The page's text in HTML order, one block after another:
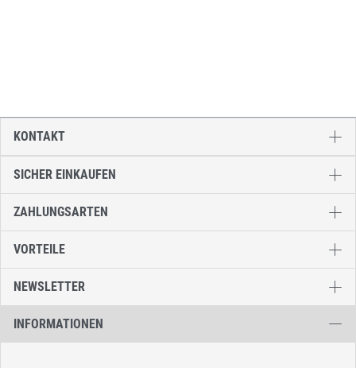
SICHER EINKAUFEN
ZAHLUNGSARTEN
VORTEILE
NEWSLETTER
INFORMATIONEN
KONTAKT